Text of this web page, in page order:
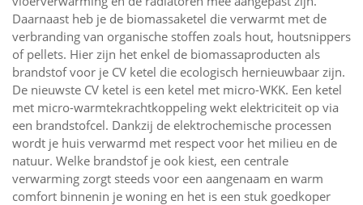
Daarnaast heb je de biomassaketel die verwarmt met de
verbranding van organische stoffen zoals hout, houtsnippers
of pellets. Hier zijn het enkel de biomassaproducten als
brandstof voor je CV ketel die ecologisch hernieuwbaar zijn.
De nieuwste CV ketel is een ketel met micro-WKK. Een ketel
met micro-warmtekrachtkoppeling wekt elektriciteit op via
een brandstofcel. Dankzij de elektrochemische processen
wordt je huis verwarmd met respect voor het milieu en de
natuur. Welke brandstof je ook kiest, een centrale
verwarming zorgt steeds voor een aangenaam en warm
comfort binnenin je woning en het is een stuk goedkoper